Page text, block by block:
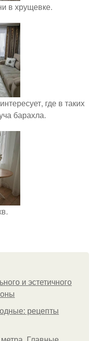
в хрущевке.
где в таких
барахла.
и эстетичного
рецепты